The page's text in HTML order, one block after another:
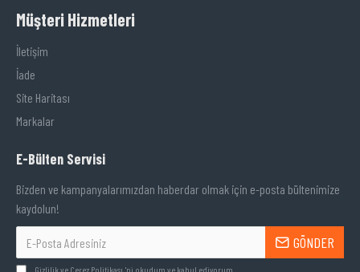
Müşteri Hizmetleri
İletişim
İade
Site Haritası
Markalar
E-Bülten Servisi
Bizden ve kampanyalarımızdan haberdar olmak için e-posta bültenimize
kaydolun!
GÖNDER
Gizlilik ve Çerez Politikası 'ni okudum ve kabul ediyorum.